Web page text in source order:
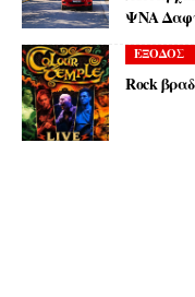
ΨΝΑ
ΕΞΟΔΟΣ
Rock